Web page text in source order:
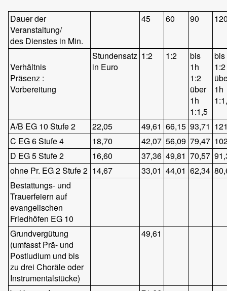
Dauer der
Veranstaltung/
des Dienstes in Min.
45 60 90
Verhältnis
Präsenz :
Vorbereitung
Stundensatz
in Euro
1:2 1:2
bis
1h
1:2
über
1h
1:1,5
bis
1:2
1h
A/B EG 10 Stufe 2 22,05 49,61 66,15 93,71
C EG 6 Stufe 4
18,70 42,07 56,09 79,47
D EG 5 Stufe 2
16,60 37,36 49,81 70,57
ohne Pr. EG 2 Stufe 2 14,67 33,01 44,01 62,34
Bestattungs- und
Trauerfeiern auf
evangelischen
Friedhöfen EG 10
Grundvergütung
(umfasst Prä- und
Postludium und bis
zu drei Choräle oder
Instrumentalstücke)
49,61